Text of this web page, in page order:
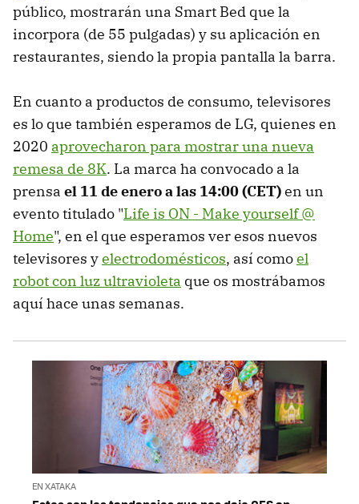
público, mostrarán una Smart Bed que la
incorpora (de 55 pulgadas) y su aplicación en
restaurantes, siendo la propia pantalla la barra.
En cuanto a productos de consumo, televisores
es lo que también esperamos de LG, quienes en
2020 aprovecharon para mostrar una nueva
remesa de 8K. La marca ha convocado a la
prensa el 11 de enero a las 14:00 (CET)en un
evento titulado "Life is ON - Make yourself @
Home", en el que esperamos ver esos nuevos
televisores yelectrodomésticos, así comoel
robot con luz ultravioleta que os mostrábamos
aquí hace unas semanas.
EN XATAKA